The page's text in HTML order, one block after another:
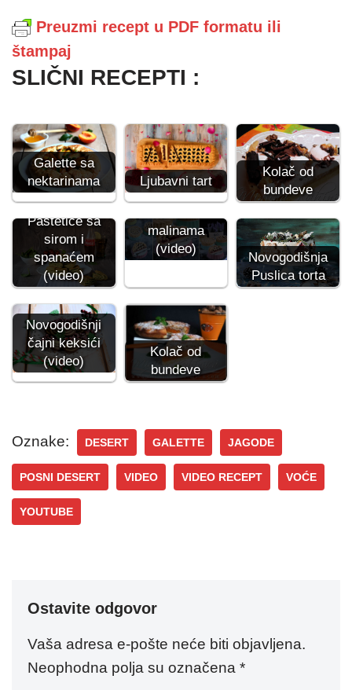
Preuzmi recept u PDF formatu ili
štampaj
SLIČNI RECEPTI :
Galette sa
nektarinama
Ljubavni tart
Kolač od
bundeve
Paštetice sa
sirom i
spanaćem
(video)
malinama
(video)
Novogodišnja
Puslica torta
Novogodišnji
čajni keksići
(video)
Kolač od
bundeve
Oznake: DESERT GALETTE JAGODE
POSNI DESERT VIDEO VIDEO RECEPT VOĆE
YOUTUBE
Ostavite odgovor
Vaša adresa e-pošte neće biti objavljena.
Neophodna polja su označena *